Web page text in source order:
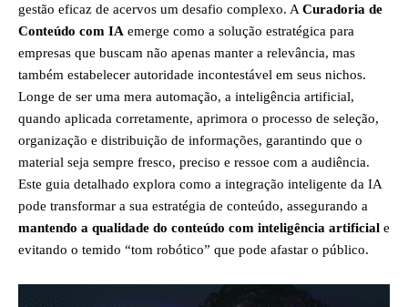
gestão eficaz de acervos um desafio complexo. A Curadoria de
Conteúdo com IA emerge como a solução estratégica para
empresas que buscam não apenas manter a relevância, mas
também estabelecer autoridade incontestável em seus nichos.
Longe de ser uma mera automação, a inteligência artificial,
quando aplicada corretamente, aprimora o processo de seleção,
organização e distribuição de informações, garantindo que o
material seja sempre fresco, preciso e ressoe com a audiência.
Este guia detalhado explora como a integração inteligente da IA
pode transformar a sua estratégia de conteúdo, assegurando a
mantendo a qualidade do conteúdo com inteligência artificial e
evitando o temido “tom robótico” que pode afastar o público.